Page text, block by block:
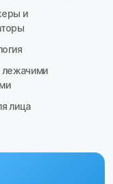
и
лежачими
лица